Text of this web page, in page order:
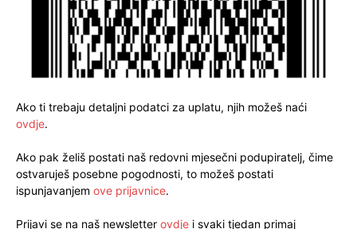
Ako ti trebaju detaljni podatci za uplatu, njih možeš naći
ovdje.
Ako pak želiš postati naš redovni mjesečni podupiratelj, čime
ostvaruješ posebne pogodnosti, to možeš postati
ispunjavanjem ove prijavnice.
Prijavi se na naš newsletter ovdje i svaki tjedan primaj